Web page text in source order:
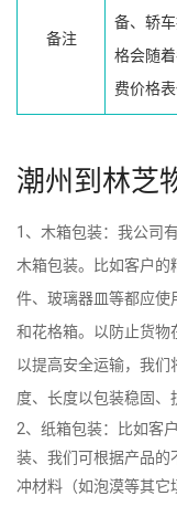
备注
备、轿
格会随
费价格
潮州到林芝
1、木箱包装：我公司
木箱包装。比如客户
件、玻璃器皿等都应使
和花格箱。以防止货物
以提高安全运输，我
度、长度以包装稳固、
2、纸箱包装：比如客
装、我们可根据产品的
冲材料（如泡漠等其它